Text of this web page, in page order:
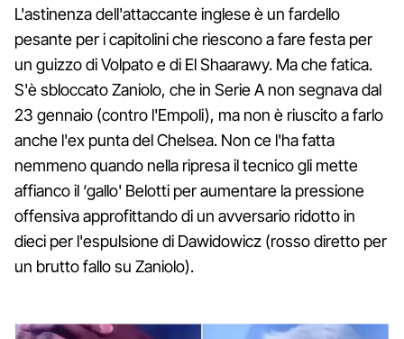
L'astinenza dell'attaccante inglese è un fardello
pesante per i capitolini che riescono a fare festa per
un guizzo di Volpato e di El Shaarawy. Ma che fatica.
S'è sbloccato Zaniolo, che in Serie A non segnava dal
23 gennaio (contro l'Empoli), ma non è riuscito a farlo
anche l'ex punta del Chelsea. Non ce l'ha fatta
nemmeno quando nella ripresa il tecnico gli mette
affianco il ‘gallo' Belotti per aumentare la pressione
offensiva approfittando di un avversario ridotto in
dieci per l'espulsione di Dawidowicz (rosso diretto per
un brutto fallo su Zaniolo).